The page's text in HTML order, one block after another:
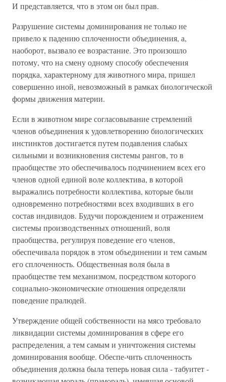
И представляется, что в этом он был прав.
Разрушение системы доминирования не только не
привело к падению сплоченности объединения, а,
наоборот, вызвало ее возрастание. Это произошло
потому, что на смену одному способу обеспечения
порядка, характерному для животного мира, пришел
совершенно иной, невозможный в рамках биологической
формы движения материи.
Если в животном мире согласовывание стремлений
членов объединения к удовлетворению биологических
инстинктов достигается путем подавления слабых
сильными и возникновения системы рангов, то в
праобществе это обеспечивалось подчинением всех его
членов одной единой воле коллектива, в которой
выражались потребности коллектива, которые были
одновременно потребностями всех входивших в его
состав индивидов. Будучи порождением и отражением
системы производственных отношений, воля
праобщества, регулируя поведение его членов,
обеспечивала порядок в этом объединении и тем самым
его сплоченность. Общественная воля была в
праобществе тем механизмом, посредством которого
социально-экономические отношения определяли
поведение пралюдей.
Утверждение общей собственности на мясо требовало
ликвидации системы доминирования в сфере его
распределения, а тем самым и уничтожения системы
доминирования вообще. Обеспе-чить сплоченность
объединения должна была теперь новая сила - табуитет -